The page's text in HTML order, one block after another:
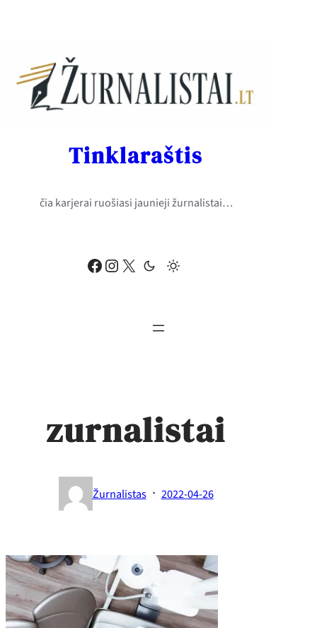
Facebook Instagram X
Tinklaraštis
čia karjerai ruošiasi jaunieji žurnalistai…
zurnalistai
Žurnalistas · 2022-04-26